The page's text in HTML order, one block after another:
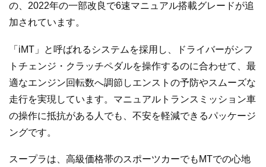
の、2022年の一部改良で6速マニュアル搭載グレードが追
加されています。
「iMT」と呼ばれるシステムを採用し、ドライバーがシフ
トチェンジ・クラッチペダルを操作するのに合わせて、最
適なエンジン回転数へ調節しエンストの予防やスムーズな
走行を実現しています。マニュアルトランスミッション車
の操作に抵抗がある人でも、不安を軽減できるパッケージ
ングです。
スープラは、高級価格帯のスポーツカーでもMTでの心地